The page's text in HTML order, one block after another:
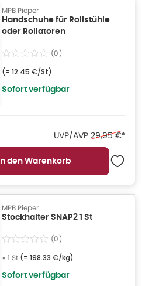
MPB Pieper
Handschuhe für Rollstühle
oder Rollatoren
(0)
(= 12.45 €/St)
Sofort verfügbar
UVP/AVP Ehemaliger
29,95 €*
In den Warenkorb
MPB Pieper
Stockhalter SNAP2 1 St
(0)
• 1 St (= 198.33 €/kg)
Sofort verfügbar